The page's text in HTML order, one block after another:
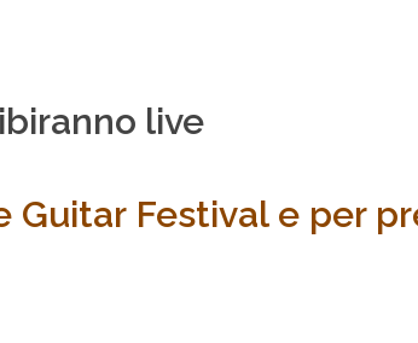
live
Guitar Festival e per